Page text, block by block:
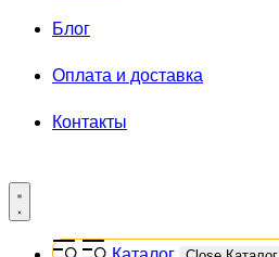
Блог
Оплата и доставка
Контакты